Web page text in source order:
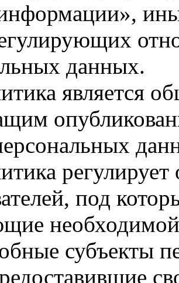
данных.
является
под
субъекты